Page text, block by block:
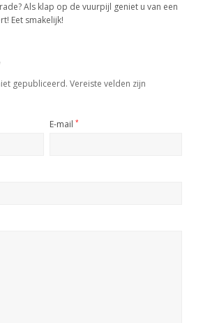
Als klap op de vuurpijl geniet u van een
Eet smakelijk!
gepubliceerd. Vereiste velden zijn
E-mail *